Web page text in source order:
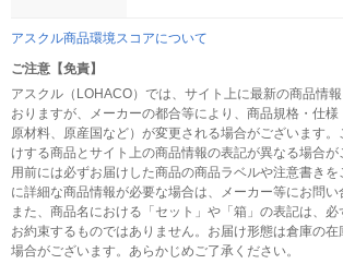
アスクル商品環境スコアについて
ご注意【免責】
アスクル（LOHACO）では、サイト上に最新の商品情
おりますが、メーカーの都合等により、商品規格・仕様
原材料、原産国など）が変更される場合がございます
けする商品とサイト上の商品情報の表記が異なる場合
用前には必ずお届けした商品の商品ラベルや注意書きを
に詳細な商品情報が必要な場合は、メーカー等にお問い
また、商品名における「セット」や「箱」の表記は、
お約束するものではありません。お届け形態は倉庫の
場合がございます。あらかじめご了承ください。